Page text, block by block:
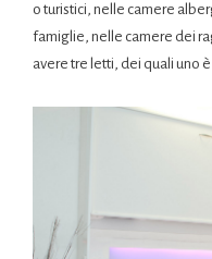
o turistici, nelle camere
famiglie, nelle camere dei
avere tre letti, dei quali uno